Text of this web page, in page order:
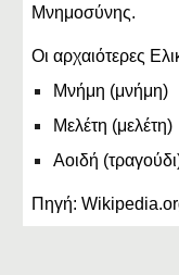
Μνημοσύνης.
Οι αρχαιότερες
Μνήμη (μνήμη)
Μελέτη (μελέτη)
Αοιδή
Πηγή: